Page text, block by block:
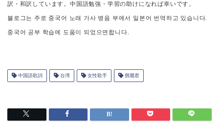
訳・和訳しています。中国語勉強・学習の助けになれば幸いです。
블로그는 주로 중국어 노래 가사 병음 부에서 일본어 번역하고 있습니다.
중국어 공부 학습에 도움이 되었으면합니다.
中国語歌詞 台湾 女性歌手 鄧麗君